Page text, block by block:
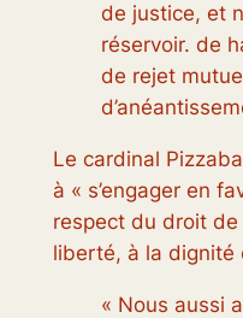
de justice, et
réservoir. de
de rejet
Le cardinal
à « s’engager en
respect du droit
liberté, à la dignité
« Nous aussi